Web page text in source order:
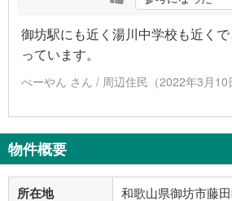
御坊駅にも近く湯川中学校も近く
っています。
べーやん さん / 周辺住民（2022年3月10
物件概要
所在地 和歌山県御坊市藤